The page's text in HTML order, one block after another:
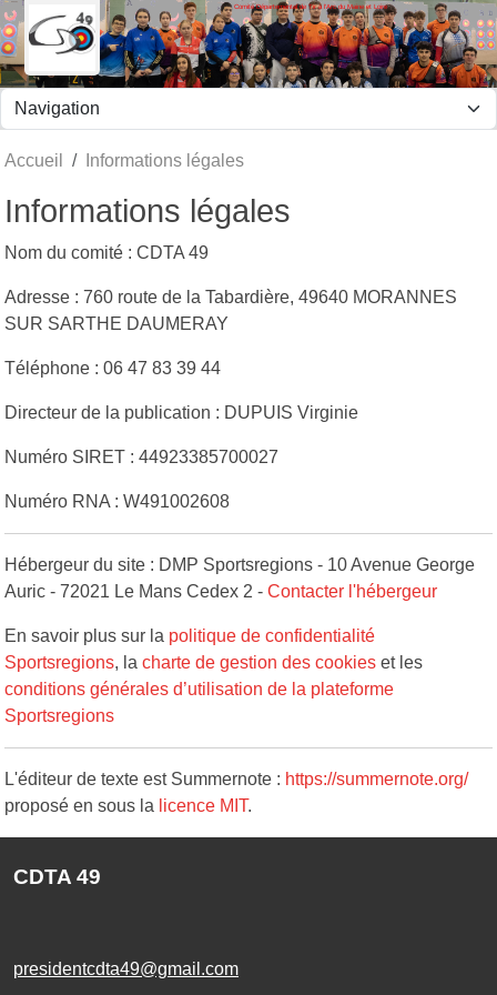
Comité Départemental de Tir à l'Arc du Maine et Loire
Accueil Informations légales
Informations légales
Nom du comité : CDTA 49
Adresse : 760 route de la Tabardière, 49640 MORANNES
SUR SARTHE DAUMERAY
Téléphone : 06 47 83 39 44
Directeur de la publication : DUPUIS Virginie
Numéro SIRET : 44923385700027
Numéro RNA : W491002608
Hébergeur du site : DMP Sportsregions - 10 Avenue George
Auric - 72021 Le Mans Cedex 2 - Contacter l'hébergeur
En savoir plus sur la politique de confidentialité
Sportsregions, la charte de gestion des cookies et les
conditions générales d’utilisation de la plateforme
Sportsregions
L'éditeur de texte est Summernote : https://summernote.org/
proposé en sous la licence MIT.
CDTA 49
presidentcdta49@gmail.com
Panneau de gestion des cookies